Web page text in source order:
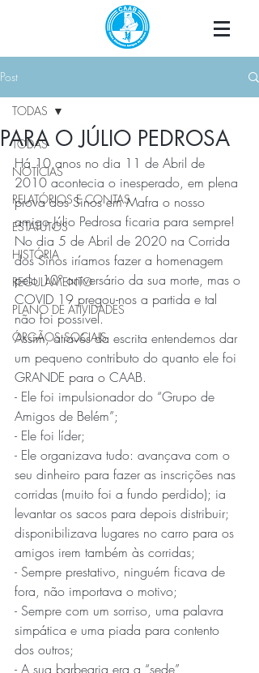
Post
TODAS
NOTÍCIAS
RELATÓRIOS E CONTAS
ESTATUTOS
HISTÓRIA
REGULAMENTO
PLANO DE ATIVIDADES
ÓRGÃOS SOCIAIS
TODAS
PARA O JÚLIO PEDROSA
Há 10 anos no dia 11 de Abril de
2010 acontecia o inesperado, em plena
prova dos Sinos em Mafra o nosso
amigo Júlio Pedrosa ficaria para sempre!
No dia 5 de Abril de 2020 na Corrida
dos Sinos iríamos fazer a homenagem
pelo 10º aniversário da sua morte, mas o
COVID 19 pregou-nos a partida e tal
não foi possível.
Assim, através da escrita entendemos dar
um pequeno contributo do quanto ele foi
GRANDE para o CAAB.
- Ele foi impulsionador do “Grupo de
Amigos de Belém”;
- Ele foi líder;
- Ele organizava tudo: avançava com o
seu dinheiro para fazer as inscrições nas
corridas (muito foi a fundo perdido); ia
levantar os sacos para depois distribuir;
disponibilizava lugares no carro para os
amigos irem também às corridas;
- Sempre prestativo, ninguém ficava de
fora, não importava o motivo;
- Sempre com um sorriso, uma palavra
simpática e uma piada para contento
dos outros;
- A sua barbearia era a “sede”,